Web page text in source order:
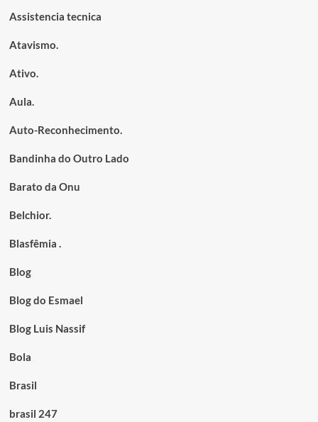
Assistencia tecnica
Atavismo.
Ativo.
Aula.
Auto-Reconhecimento.
Bandinha do Outro Lado
Barato da Onu
Belchior.
Blasfêmia .
Blog
Blog do Esmael
Blog Luis Nassif
Bola
Brasil
brasil 247